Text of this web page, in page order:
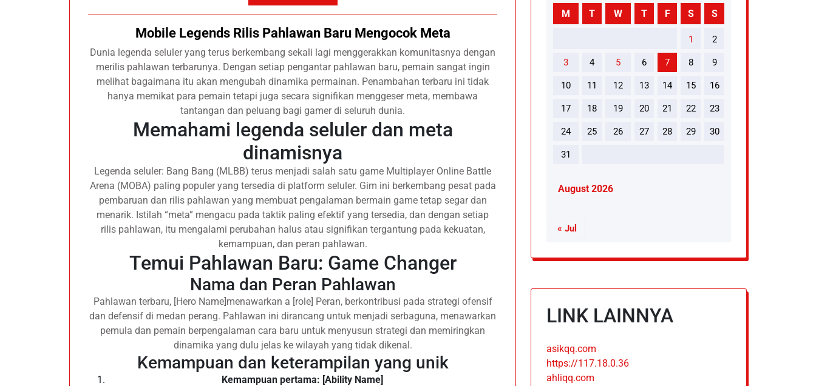
Mobile Legends Rilis Pahlawan Baru Mengocok Meta
Dunia legenda seluler yang terus berkembang sekali lagi menggerakkan komunitasnya dengan
merilis pahlawan terbarunya. Dengan setiap pengantar pahlawan baru, pemain sangat ingin
melihat bagaimana itu akan mengubah dinamika permainan. Penambahan terbaru ini tidak
hanya memikat para pemain tetapi juga secara signifikan menggeser meta, membawa
tantangan dan peluang bagi gamer di seluruh dunia.
Memahami legenda seluler dan meta
dinamisnya
Legenda seluler: Bang Bang (MLBB) terus menjadi salah satu game Multiplayer Online Battle
Arena (MOBA) paling populer yang tersedia di platform seluler. Gim ini berkembang pesat pada
pembaruan dan rilis pahlawan yang membuat pengalaman bermain game tetap segar dan
menarik. Istilah “meta” mengacu pada taktik paling efektif yang tersedia, dan dengan setiap
rilis pahlawan, itu mengalami perubahan halus atau signifikan tergantung pada kekuatan,
kemampuan, dan peran pahlawan.
Temui Pahlawan Baru: Game Changer
Nama dan Peran Pahlawan
Pahlawan terbaru, [Hero Name]menawarkan a [role] Peran, berkontribusi pada strategi ofensif
dan defensif di medan perang. Pahlawan ini dirancang untuk menjadi serbaguna, menawarkan
pemula dan pemain berpengalaman cara baru untuk menyusun strategi dan memiringkan
dinamika yang dulu jelas ke wilayah yang tidak dikenal.
Kemampuan dan keterampilan yang unik
Kemampuan pertama: [Ability Name]
August 2026
M T W T F S S
1 2
3 4 5 6 7 8 9
10 11 12 13 14 15 16
17 18 19 20 21 22 23
24 25 26 27 28 29 30
31
« Jul
LINK LAINNYA
asikqq.com
https://117.18.0.36
ahliqq.com